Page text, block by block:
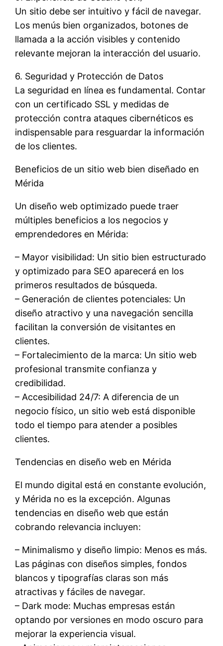
Un sitio debe ser intuitivo y fácil de navegar.
Los menús bien organizados, botones de
llamada a la acción visibles y contenido
relevante mejoran la interacción del usuario.
6. Seguridad y Protección de Datos
La seguridad en línea es fundamental. Contar
con un certificado SSL y medidas de
protección contra ataques cibernéticos es
indispensable para resguardar la información
de los clientes.
Beneficios de un sitio web bien diseñado en
Mérida
Un diseño web optimizado puede traer
múltiples beneficios a los negocios y
emprendedores en Mérida:
– Mayor visibilidad: Un sitio bien estructurado
y optimizado para SEO aparecerá en los
primeros resultados de búsqueda.
– Generación de clientes potenciales: Un
diseño atractivo y una navegación sencilla
facilitan la conversión de visitantes en
clientes.
– Fortalecimiento de la marca: Un sitio web
profesional transmite confianza y
credibilidad.
– Accesibilidad 24/7: A diferencia de un
negocio físico, un sitio web está disponible
todo el tiempo para atender a posibles
clientes.
Tendencias en diseño web en Mérida
El mundo digital está en constante evolución,
y Mérida no es la excepción. Algunas
tendencias en diseño web que están
cobrando relevancia incluyen:
– Minimalismo y diseño limpio: Menos es más.
Las páginas con diseños simples, fondos
blancos y tipografías claras son más
atractivas y fáciles de navegar.
– Dark mode: Muchas empresas están
optando por versiones en modo oscuro para
mejorar la experiencia visual.